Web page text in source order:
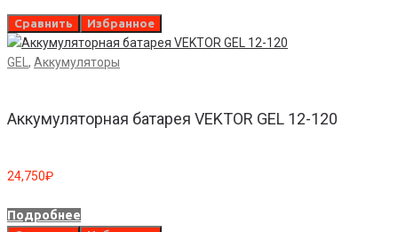
Сравнить Избранное
GEL , Аккумуляторы
Аккумуляторная батарея VEKTOR GEL 12-120
24,750₽
Подробнее